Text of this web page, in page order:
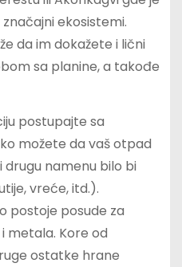
ekosistemi.
da im dokažete i lični
sa planine, a takođe
postupajte sa
možete da vaš otpad
drugu namenu bilo bi
vreće, itd.).
postoje posude za
metala. Kore od
ostatke hrane